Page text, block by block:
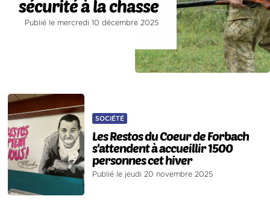
sécurité à la chasse
Publié le mercredi 10 décembre 2025
SOCIÉTÉ
Les Restos du Coeur de Forbach
s'attendent à accueillir 1500
personnes cet hiver
Publié le jeudi 20 novembre 2025